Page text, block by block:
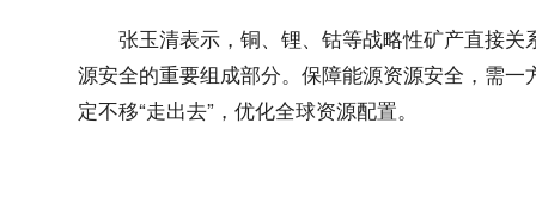
张玉清表示，铜、锂、钴等战略性矿产直接
源安全的重要组成部分。保障能源资源安全，需
定不移“走出去”，优化全球资源配置。